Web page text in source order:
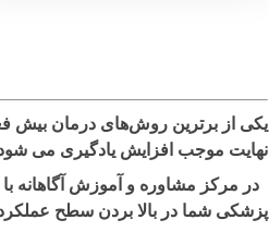
یکی از برترین روش‌های درمان بیش
نهایت موجب افزایش یادگیری می
در مرکز مشاوره و آموزش آگاهانه با
پزشکی شما در بالا بردن سطح